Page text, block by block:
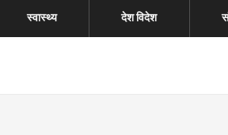
स्वास्थ्य देश विदेश